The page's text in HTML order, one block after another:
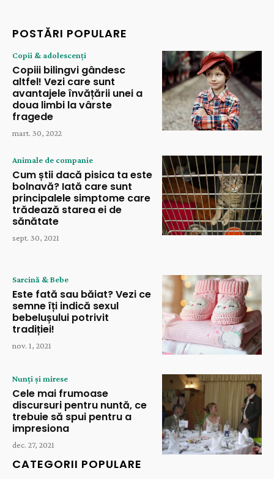
POSTĂRI POPULARE
Copii & adolescenți
Copiii bilingvi gândesc
altfel! Vezi care sunt
avantajele învățării unei a
doua limbi la vârste
fragede
mart. 30, 2022
Animale de companie
Cum știi dacă pisica ta este
bolnavă? Iată care sunt
principalele simptome care
trădează starea ei de
sănătate
sept. 30, 2021
Sarcină & Bebe
Este fată sau băiat? Vezi ce
semne îți indică sexul
bebelușului potrivit
tradiției!
nov. 1, 2021
Nunți și mirese
Cele mai frumoase
discursuri pentru nuntă, ce
trebuie să spui pentru a
impresiona
dec. 27, 2021
CATEGORII POPULARE